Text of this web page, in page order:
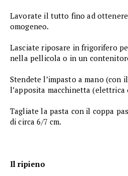
Lavorate il tutto fino ad
omogeneo.
Lasciate riposare in frigorifero
nella pellicola o in un
Stendete l’impasto a mano (con
l’apposita macchinetta (elettrica
Tagliate la pasta con il coppa
di circa 6/7 cm.
Il ripieno